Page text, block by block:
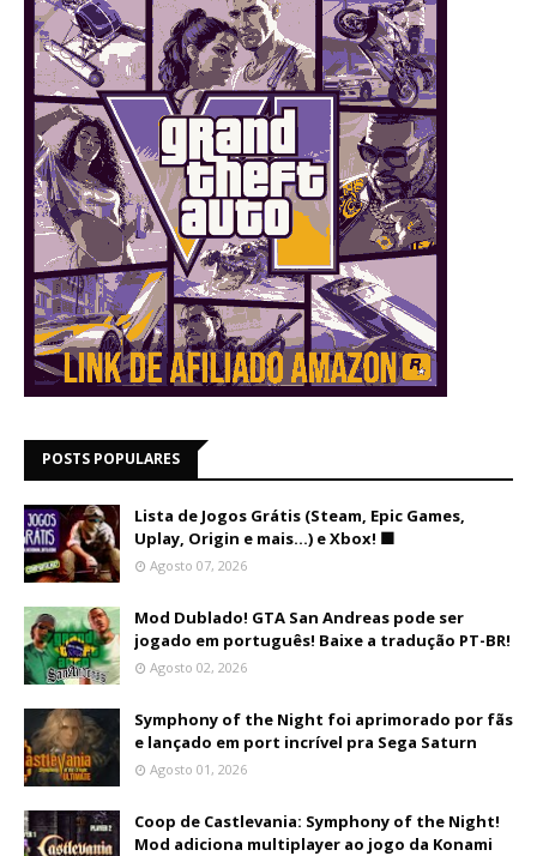
POSTS POPULARES
Lista de Jogos Grátis (Steam, Epic Games,
Uplay, Origin e mais...) e Xbox! 🟩
Agosto 07, 2026
Mod Dublado! GTA San Andreas pode ser
jogado em português! Baixe a tradução PT-BR!
Agosto 02, 2026
Symphony of the Night foi aprimorado por fãs
e lançado em port incrível pra Sega Saturn
Agosto 01, 2026
Coop de Castlevania: Symphony of the Night!
Mod adiciona multiplayer ao jogo da Konami